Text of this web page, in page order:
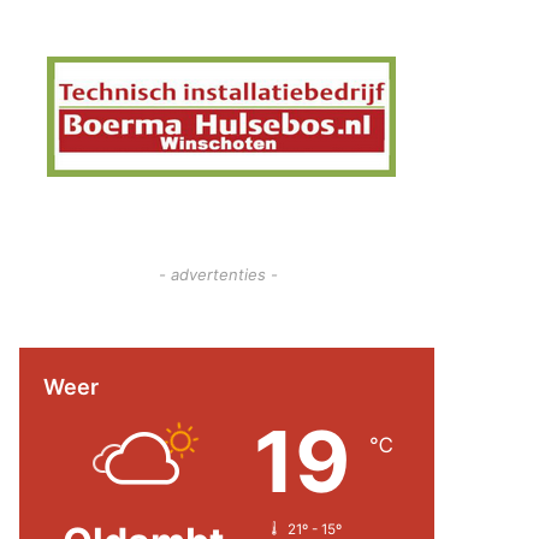
- advertenties -
Weer
19 ℃
21º - 15º